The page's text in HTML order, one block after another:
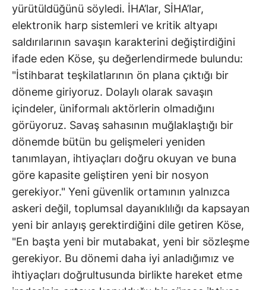
yürütüldüğünü söyledi. İHA’lar, SİHA’lar,
elektronik harp sistemleri ve kritik altyapı
saldırılarının savaşın karakterini değiştirdiğini
ifade eden Köse, şu değerlendirmede bulundu:
"İstihbarat teşkilatlarının ön plana çıktığı bir
döneme giriyoruz. Dolaylı olarak savaşın
içindeler, üniformalı aktörlerin olmadığını
görüyoruz. Savaş sahasının muğlaklaştığı bir
dönemde bütün bu gelişmeleri yeniden
tanımlayan, ihtiyaçları doğru okuyan ve buna
göre kapasite geliştiren yeni bir nosyon
gerekiyor." Yeni güvenlik ortamının yalnızca
askeri değil, toplumsal dayanıklılığı da kapsayan
yeni bir anlayış gerektirdiğini dile getiren Köse,
"En başta yeni bir mutabakat, yeni bir sözleşme
gerekiyor. Bu dönemi daha iyi anladığımız ve
ihtiyaçları doğrultusunda birlikte hareket etme